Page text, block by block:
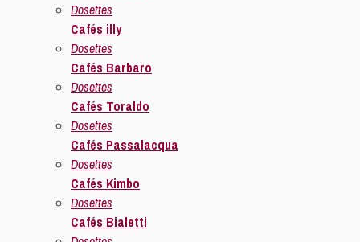
Dosettes
Cafés illy
Dosettes
Cafés Barbaro
Dosettes
Cafés Toraldo
Dosettes
Cafés Passalacqua
Dosettes
Cafés Kimbo
Dosettes
Cafés Bialetti